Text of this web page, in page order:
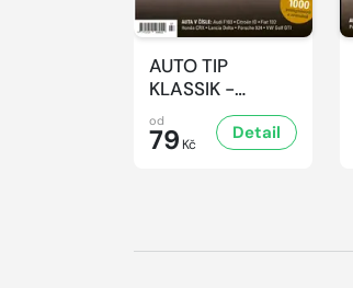
AUTO TIP
KLASSIK -
7/2026
od
79 Kč
Detail